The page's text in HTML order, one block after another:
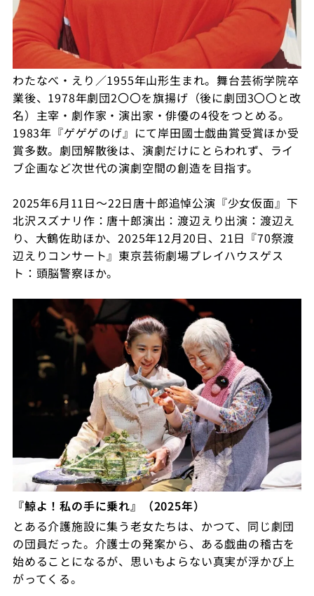
わたなべ・えり／1955年山形生まれ。舞台芸術学院卒
業後、1978年劇団2〇〇を旗揚げ（後に劇団3〇〇と改
名）主宰・劇作家・演出家・俳優の4役をつとめる。
1983年『ゲゲゲのげ』にて岸田國士戯曲賞受賞ほか受
賞多数。劇団解散後は、演劇だけにとらわれず、ライ
ブ企画など次世代の演劇空間の創造を目指す。
2025年6月11日〜22日唐十郎追悼公演『少女仮面』下
北沢スズナリ作：唐十郎演出：渡辺えり出演：渡辺え
り、大鶴佐助ほか、2025年12月20日、21日『70祭渡
辺えりコンサート』東京芸術劇場プレイハウスゲス
ト：頭脳警察ほか。
『鯨よ！私の手に乗れ』（2025年）
とある介護施設に集う老女たちは、かつて、同じ劇団
の団員だった。介護士の発案から、ある戯曲の稽古を
始めることになるが、思いもよらない真実が浮かび上
がってくる。